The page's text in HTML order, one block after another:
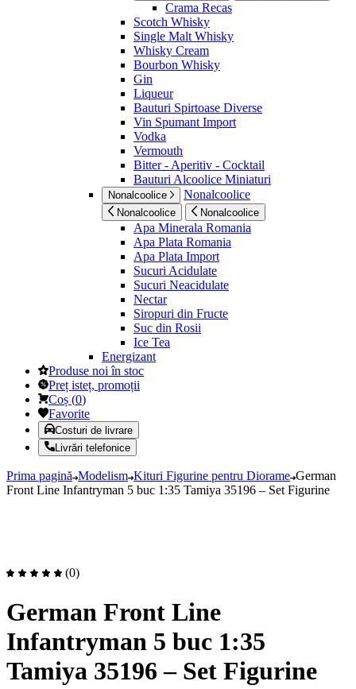
Crama Recas
Scotch Whisky
Single Malt Whisky
Whisky Cream
Bourbon Whisky
Gin
Liqueur
Bauturi Spirtoase Diverse
Vin Spumant Import
Vodka
Vermouth
Bitter - Aperitiv - Cocktail
Bauturi Alcoolice Miniaturi
Nonalcoolice Nonalcoolice
Nonalcoolice Nonalcoolice
Apa Minerala Romania
Apa Plata Romania
Apa Plata Import
Sucuri Acidulate
Sucuri Neacidulate
Nectar
Siropuri din Fructe
Suc din Rosii
Ice Tea
Energizant
Produse noi în stoc
Preț isteț, promoții
Coș (0)
Favorite
Costuri de livrare
Livrări telefonice
Prima pagină Modelism Kituri Figurine pentru Diorame German
Front Line Infantryman 5 buc 1:35 Tamiya 35196 – Set Figurine
(0)
German Front Line
Infantryman 5 buc 1:35
Tamiya 35196 – Set Figurine